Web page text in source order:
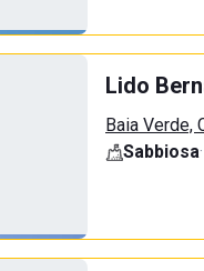
Lido
Baia Verde,
Sabbiosa·